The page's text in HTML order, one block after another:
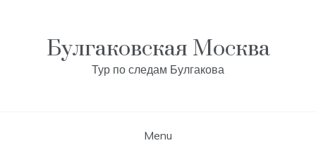
Булгаковская Москва
Тур по следам Булгакова
Menu